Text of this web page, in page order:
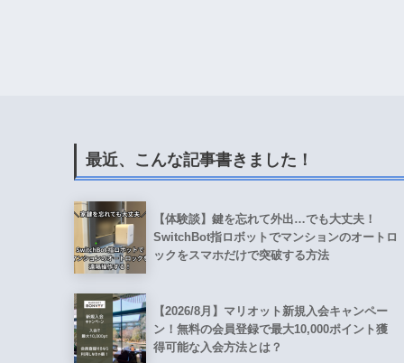
最近、こんな記事書きました！
【体験談】鍵を忘れて外出…でも大丈夫！
SwitchBot指ロボットでマンションのオートロ
ックをスマホだけで突破する方法
【2026/8月】マリオット新規入会キャンペー
ン！無料の会員登録で最大10,000ポイント獲
得可能な入会方法とは？